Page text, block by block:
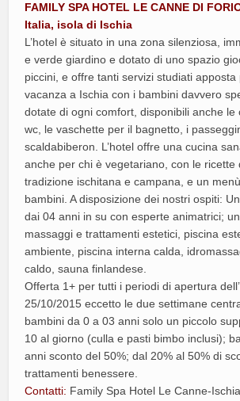
FAMILY SPA HOTEL LE CANNE DI
Italia, isola di Ischia
L’hotel è situato in una zona silenziosa,
e verde giardino e dotato di uno spazio
piccini, e offre tanti servizi studiati
vacanza a Ischia con i bambini davvero
dotate di ogni comfort, disponibili anche le
wc, le vaschette per il bagnetto, i
scaldabiberon. L’hotel offre una cucina
anche per chi è vegetariano, con le ricette
tradizione ischitana e campana, e un
bambini. A disposizione dei nostri ospiti:
dai 04 anni in su con esperte animatrici;
massaggi e trattamenti estetici, piscina
ambiente, piscina interna calda,
caldo, sauna finlandese.
Offerta 1+ per tutti i periodi di apertura
25/10/2015 eccetto le due settimane
bambini da 0 a 03 anni solo un piccolo
10 al giorno (culla e pasti bimbo inclusi);
anni sconto del 50%; dal 20% al 50% di
trattamenti benessere.
Contatti: Family Spa Hotel Le Canne-